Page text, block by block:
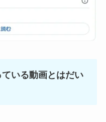
いる動画とはだい